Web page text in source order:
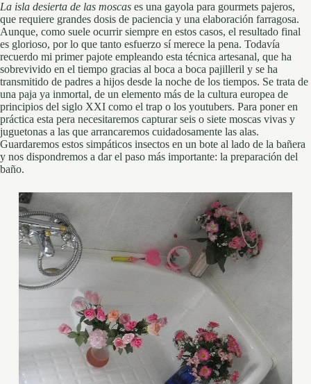
La isla desierta de las moscas es una gayola para gourmets pajeros,
que requiere grandes dosis de paciencia y una elaboración farragosa.
Aunque, como suele ocurrir siempre en estos casos, el resultado final
es glorioso, por lo que tanto esfuerzo sí merece la pena. Todavía
recuerdo mi primer pajote empleando esta técnica artesanal, que ha
sobrevivido en el tiempo gracias al boca a boca pajilleril y se ha
transmitido de padres a hijos desde la noche de los tiempos. Se trata de
una paja ya inmortal, de un elemento más de la cultura europea de
principios del siglo XXI como el trap o los youtubers. Para poner en
práctica esta pera necesitaremos capturar seis o siete moscas vivas y
juguetonas a las que arrancaremos cuidadosamente las alas.
Guardaremos estos simpáticos insectos en un bote al lado de la bañera
y nos dispondremos a dar el paso más importante: la preparación del
baño.